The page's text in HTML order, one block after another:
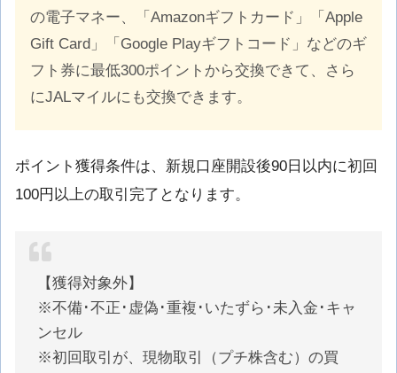
の電子マネー、「Amazonギフトカード」「Apple
Gift Card」「Google Playギフトコード」などのギ
フト券に最低300ポイントから交換できて、さら
にJALマイルにも交換できます。
ポイント獲得条件は、新規口座開設後90日以内に初回
100円以上の取引完了となります。
【獲得対象外】
※不備･不正･虚偽･重複･いたずら･未入金･キャ
ンセル
※初回取引が、現物取引（プチ株含む）の買